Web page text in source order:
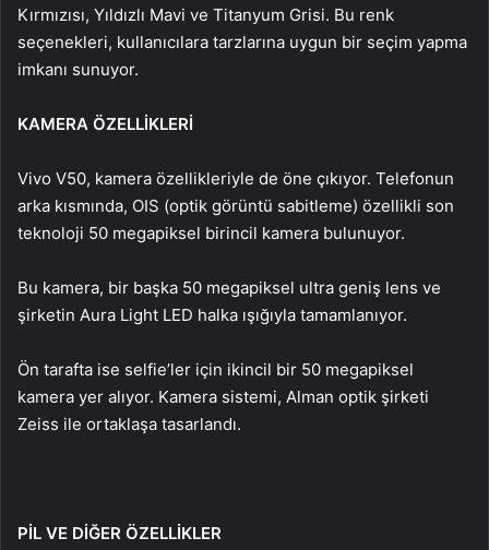
Kırmızısı, Yıldızlı Mavi ve Titanyum Grisi. Bu renk
seçenekleri, kullanıcılara tarzlarına uygun bir seçim yapma
imkanı sunuyor.
KAMERA ÖZELLİKLERİ
Vivo V50, kamera özellikleriyle de öne çıkıyor. Telefonun
arka kısmında, OIS (optik görüntü sabitleme) özellikli son
teknoloji 50 megapiksel birincil kamera bulunuyor.
Bu kamera, bir başka 50 megapiksel ultra geniş lens ve
şirketin Aura Light LED halka ışığıyla tamamlanıyor.
Ön tarafta ise selfie’ler için ikincil bir 50 megapiksel
kamera yer alıyor. Kamera sistemi, Alman optik şirketi
Zeiss ile ortaklaşa tasarlandı.
PİL VE DİĞER ÖZELLİKLER